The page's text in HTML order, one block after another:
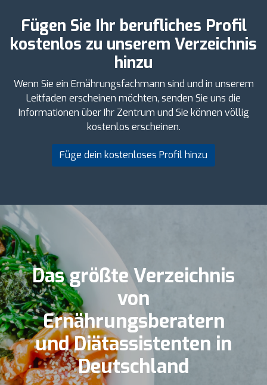
Fügen Sie Ihr berufliches Profil
kostenlos zu unserem Verzeichnis
hinzu
Wenn Sie ein Ernährungsfachmann sind und in unserem
Leitfaden erscheinen möchten, senden Sie uns die
Informationen über Ihr Zentrum und Sie können völlig
kostenlos erscheinen.
Füge dein kostenloses Profil hinzu
Das größte Verzeichnis
von
Ernährungsberatern
und Diätassistenten in
Deutschland